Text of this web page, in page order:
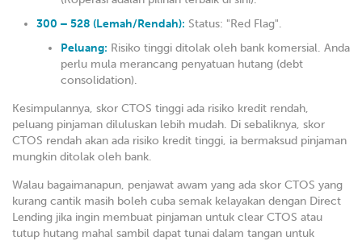
300 – 528 (Lemah/Rendah): Status: "Red Flag".
Peluang: Risiko tinggi ditolak oleh bank komersial. Anda
perlu mula merancang penyatuan hutang (debt
consolidation).
Kesimpulannya, skor CTOS tinggi ada risiko kredit rendah,
peluang pinjaman diluluskan lebih mudah. Di sebaliknya, skor
CTOS rendah akan ada risiko kredit tinggi, ia bermaksud pinjaman
mungkin ditolak oleh bank.
Walau bagaimanapun, penjawat awam yang ada skor CTOS yang
kurang cantik masih boleh cuba semak kelayakan dengan Direct
Lending jika ingin membuat pinjaman untuk clear CTOS atau
tutup hutang mahal sambil dapat tunai dalam tangan untuk